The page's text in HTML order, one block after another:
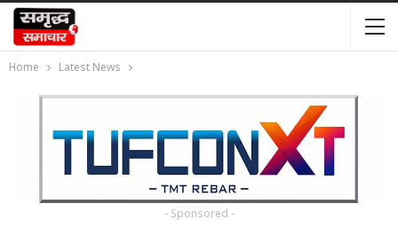
Home Latest News
- Sponsored -